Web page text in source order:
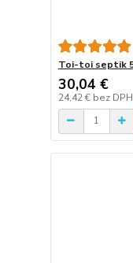
Toi-toi septik
30,04 €
24,42 € bez DPH